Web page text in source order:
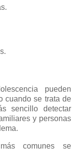
pueden
cuando se trata de
sencillo detectar
y personas
comunes se